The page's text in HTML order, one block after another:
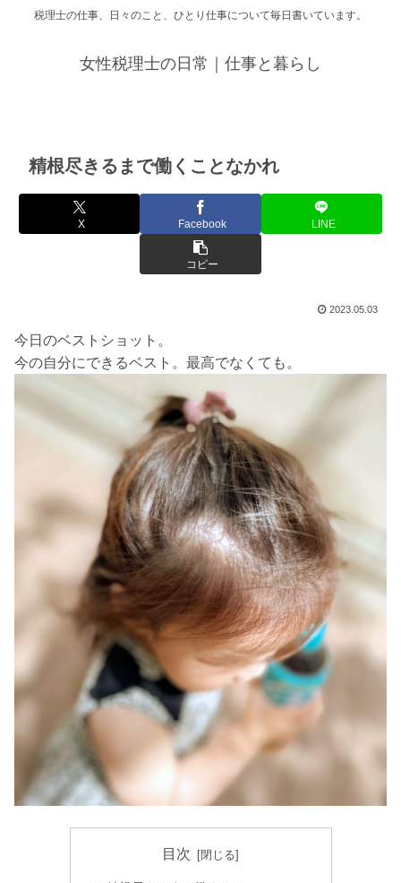
税理士の仕事、日々のこと、ひとり仕事について毎日書いています。
女性税理士の日常｜仕事と暮らし
精根尽きるまで働くことなかれ
X Facebook LINE
コピー
2023.05.03
今日のベストショット。
今の自分にできるベスト。最高でなくても。
目次